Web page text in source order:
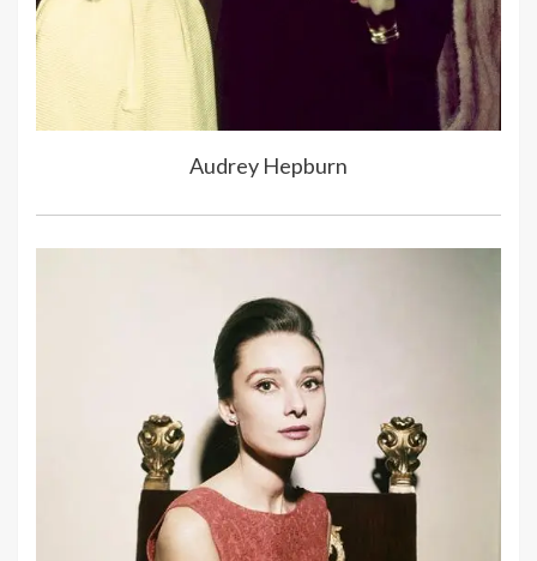
Audrey Hepburn